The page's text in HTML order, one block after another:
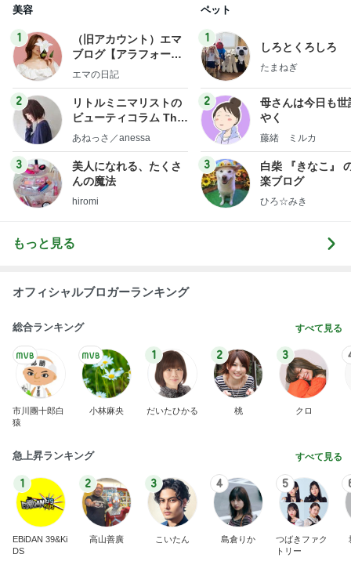
美容
1
（旧アカウント）エマ
ブログ【アラフォー会
社売却セカンドライ
エマの日記
2
リトルミニマリストの
ビューティコラム The
little minimalist's bea
あねっさ／anessa
3
美人になれる、たくさ
んの魔法
hiromi
ペット
1
しろとくろしろ
たまねぎ
2
母さんは今日も世
やく
藤緒 ミルカ
3
白柴 『きなこ』
楽ブログ
ひろ☆みき
もっと見る
オフィシャルブロガーランキング
総合ランキング すべて見る
市川團十郎白
猿
小林麻央
1
だいたひかる
2
桃
3
クロ
急上昇ランキング すべて見る
1
EBiDAN 39&Ki
DS
2
高山善廣
3
こいたん
4
島倉りか
5
つばきファク
トリー